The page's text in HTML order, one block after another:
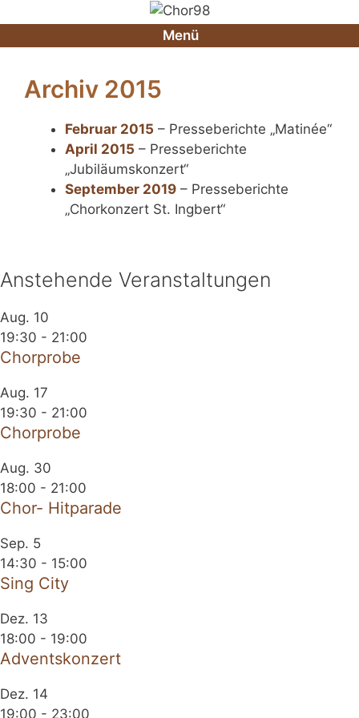
Inhalt
springen
Menü
Archiv 2015
Februar 2015 – Presseberichte „Matinée“
April 2015 – Presseberichte
„Jubiläumskonzert“
September 2019 – Presseberichte
„Chorkonzert St. Ingbert“
Anstehende Veranstaltungen
Aug. 10
19:30 - 21:00
Chorprobe
Aug. 17
19:30 - 21:00
Chorprobe
Aug. 30
18:00 - 21:00
Chor- Hitparade
Sep. 5
14:30 - 15:00
Sing City
Dez. 13
18:00 - 19:00
Adventskonzert
Dez. 14
19:00 - 23:00